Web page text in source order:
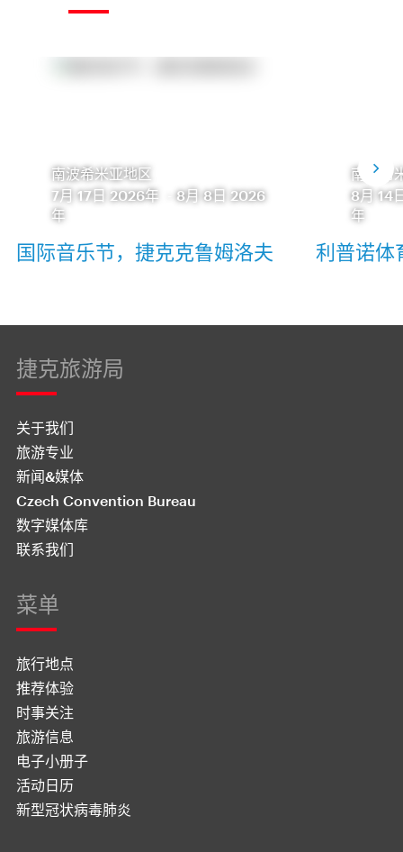
南波希米亚地区
7月 17日 2026年
-8月 8日 2026
年
国际音乐节，捷克克鲁姆洛夫
南波希
8月 14
年
利普诺体
捷克旅游局
关于我们
旅游专业
新闻&媒体
Czech Convention Bureau
数字媒体库
联系我们
菜单
旅行地点
推荐体验
时事关注
旅游信息
电子小册子
活动日历
新型冠状病毒肺炎